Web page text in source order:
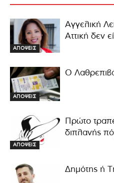
ΑΠΟΨΕΙΣ
Αγγελική
Αττική δεν
ΑΠΟΨΕΙΣ
Ο
ΑΠΟΨΕΙΣ
Πρώτο
διπλανής
Δημότης ή